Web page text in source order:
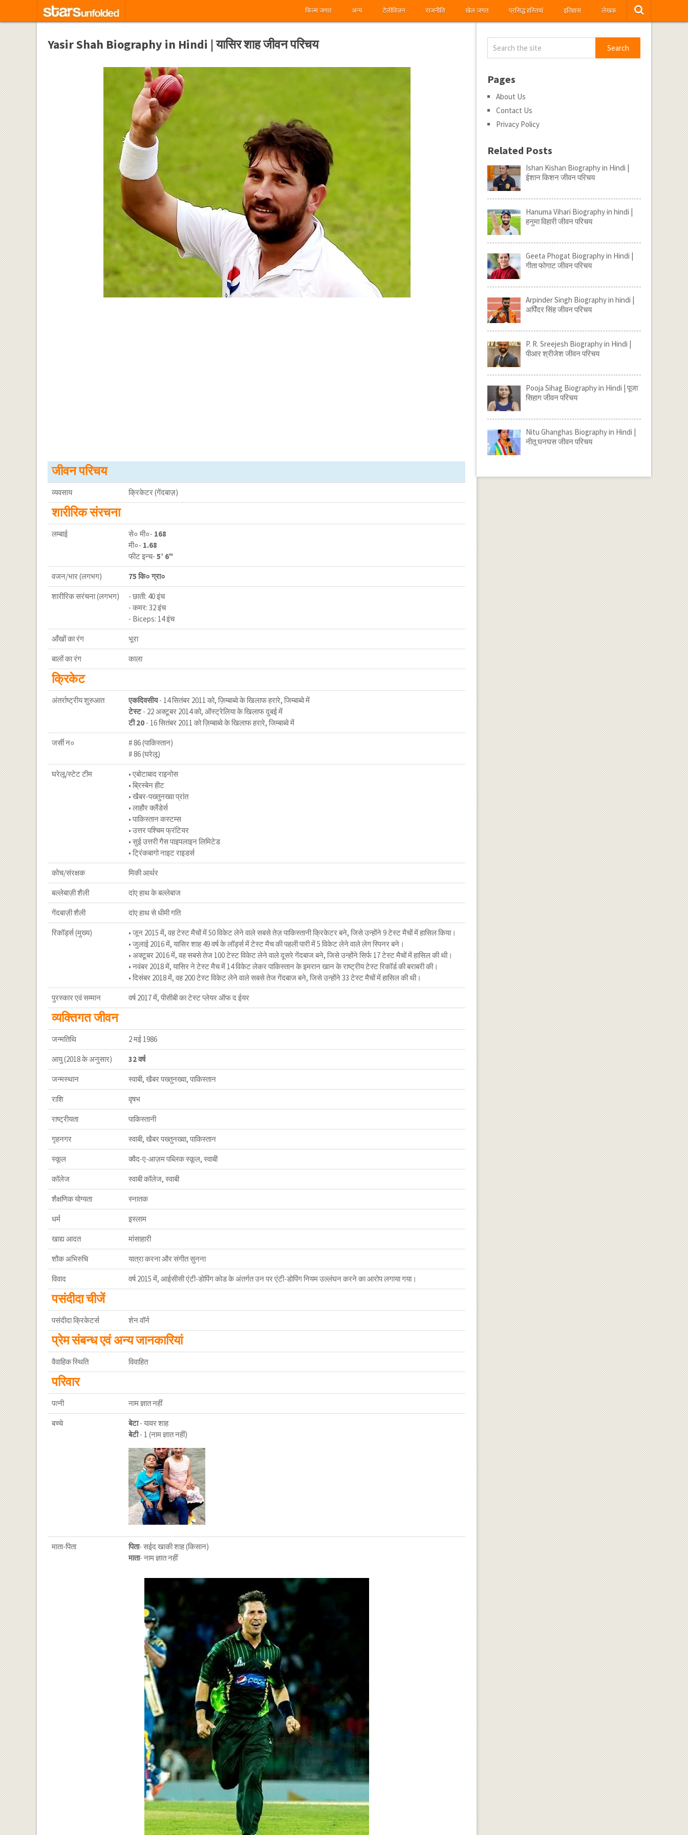
फिल्म जगत अन्य टेलीविज़न राजनीति खेल जगत प्रसिद्ध हस्तियां इतिहास लेखक
Yasir Shah Biography in Hindi | यासिर शाह जीवन परिचय
जीवन परिचय
व्यवसाय क्रिकेटर (गेंदबाज़)
शारीरिक संरचना
लम्बाई से० मी०- 168
मी०- 1.68
फीट इन्च-5’ 6"
वजन/भार (लगभग) 75 कि० ग्रा०
शारीरिक सरंचना (लगभग)
- छाती: 40 इंच
- कमर: 32 इंच
- Biceps: 14 इंच
आँखों का रंग भूरा
बालों का रंग काला
क्रिकेट
अंतर्राष्ट्रीय शुरुआत एकदिवसीय- 14 सितंबर 2011 को, ज़िम्बाब्वे के खिलाफ हरारे, जिम्बाब्वे में
टेस्ट- 22 अक्टूबर 2014 को, ऑस्ट्रेलिया के खिलाफ दुबई में
टी 20 - 16 सितंबर 2011 को ज़िम्बाब्वे के खिलाफ हरारे, जिम्बाब्वे में
जर्सी न०
# 86 (पाकिस्तान)
# 86 (घरेलू)
घरेलू/स्टेट टीम
• एबोटाबाद राइनोस
• ब्रिस्बेन हीट
• खैबर-पख्तुनख्वा प्रांत
• लाहौर क्लैंडेर्स
• पाकिस्तान कस्टम्स
• उत्तर पश्चिम फ्रंटियर
• सुई उत्तरी गैस पाइपलाइन लिमिटेड
• ट्रिंकबागो नाइट राइडर्स
कोच/संरक्षक मिकी आर्थर
बल्लेबाज़ी शैली दांए हाथ के बल्लेबाज
गेंदबाज़ी शैली दांए हाथ से धीमी गति
रिकॉर्ड्स (मुख्य)
• जून 2015 में, वह टेस्ट मैचों में 50 विकेट लेने वाले सबसे तेज़ पाकिस्तानी क्रिकेटर बने, जिसे उन्होंने 9 टेस्ट मैचों में हासिल किया।
• जुलाई 2016 में, यासिर शाह 49 वर्ष के लॉर्ड्स में टेस्ट मैच की पहली पारी में 5 विकेट लेने वाले लेग स्पिनर बने।
• अक्टूबर 2016 में, वह सबसे तेज 100 टेस्ट विकेट लेने वाले दूसरे गेंदबाज बने, जिसे उन्होंने सिर्फ 17 टेस्ट मैचों में हासिल की थी।
• नवंबर 2018 में, यासिर ने टेस्ट मैच में 14 विकेट लेकर पाकिस्तान के इमरान खान के राष्ट्रीय टेस्ट रिकॉर्ड की बराबरी की।
• दिसंबर 2018 में, वह 200 टेस्ट विकेट लेने वाले सबसे तेज गेंदबाज बने, जिसे उन्होंने 33 टेस्ट मैचों में हासिल की थी।
पुरस्कार एवं सम्मान वर्ष 2017 में, पीसीबी का टेस्ट प्लेयर ऑफ द ईयर
व्यक्तिगत जीवन
जन्मतिथि 2 मई 1986
आयु (2018 के अनुसार) 32 वर्ष
जन्मस्थान स्वाबी, खैबर पख्तुनख्वा, पाकिस्तान
राशि वृषभ
राष्ट्रीयता पाकिस्तानी
गृहनगर स्वाबी, खैबर पख्तुनख्वा, पाकिस्तान
स्कूल क्वैद-ए-आज़म पब्लिक स्कूल, स्वाबी
कॉलेज स्वाबी कॉलेज, स्वाबी
शैक्षणिक योग्यता स्नातक
धर्म इस्लाम
खाद्य आदत मांसाहारी
शौक अभिरुचि यात्रा करना और संगीत सुनना
विवाद वर्ष 2015 में, आईसीसी एंटी-डोपिंग कोड के अंतर्गत उन पर एंटी-डोपिंग नियम उल्लंघन करने का आरोप लगाया गया।
पसंदीदा चीजें
पसंदीदा क्रिकेटर्स शेन वॉर्न
प्रेम संबन्ध एवं अन्य जानकारियां
वैवाहिक स्थिति विवाहित
परिवार
पत्नी नाम ज्ञात नहीं
बच्चे बेटा- यावर शाह
बेटी- 1 (नाम ज्ञात नहीं)
माता-पिता पिता- सईद खाकी शाह (किसान)
माता- नाम ज्ञात नहीं
Pages
About Us
Contact Us
Privacy Policy
Related Posts
Ishan Kishan Biography in Hindi |
ईशान किशन जीवन परिचय
Hanuma Vihari Biography in hindi |
हनुमा विहारी जीवन परिचय
Geeta Phogat Biography in Hindi |
गीता फोगाट जीवन परिचय
Arpinder Singh Biography in hindi |
अर्पिंदर सिंह जीवन परिचय
P. R. Sreejesh Biography in Hindi |
पीआर श्रीजेश जीवन परिचय
Pooja Sihag Biography in Hindi | पूजा
सिहाग जीवन परिचय
Nitu Ghanghas Biography in Hindi |
नीतू घनघस जीवन परिचय